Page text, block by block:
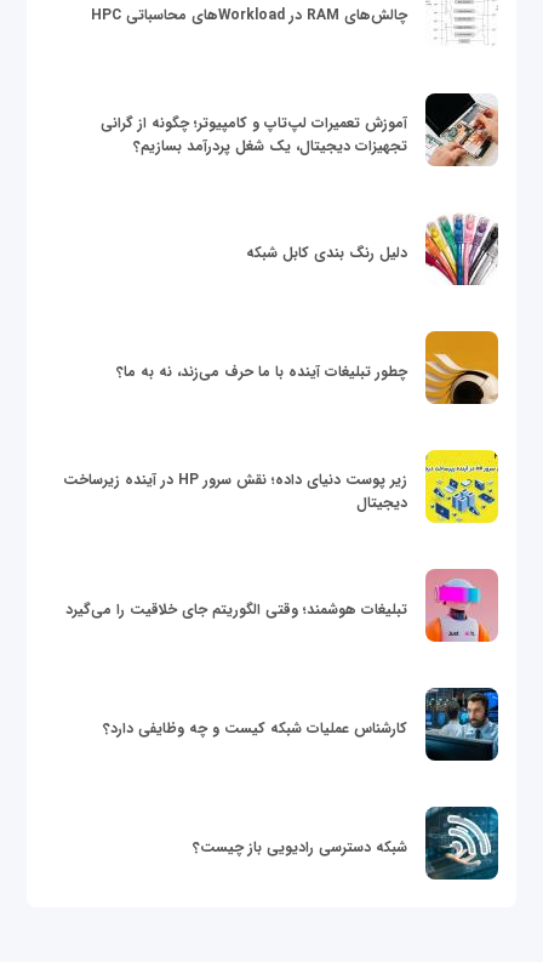
چالش‌های RAM در Workloadهای محاسباتی HPC
آموزش تعمیرات لپ‌تاپ و کامپیوتر؛ چگونه از گرانی
تجهیزات دیجیتال، یک شغل پردرآمد بسازیم؟
دلیل رنگ بندی کابل شبکه
چطور تبلیغات آینده با ما حرف می‌زند، نه به ما؟
زیر پوست دنیای داده؛ نقش سرور HP در آینده زیرساخت
دیجیتال
تبلیغات هوشمند؛ وقتی الگوریتم جای خلاقیت را می‌گیرد
کارشناس عملیات شبکه کیست و چه وظایفی دارد؟
شبکه دسترسی رادیویی باز چیست؟